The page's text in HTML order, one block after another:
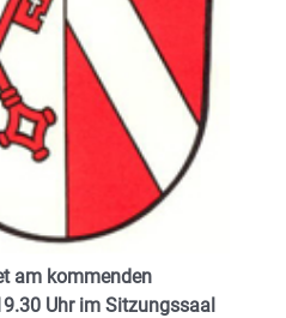
am kommenden
Uhr im Sitzungssaal